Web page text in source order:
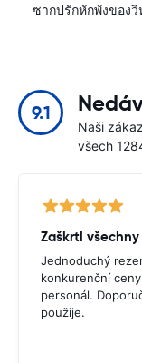
ซากปรักหักพังของ
9.1
Naši
všech
Zaškrtl
Jednoduchý
konkurenční
personál.
použije.